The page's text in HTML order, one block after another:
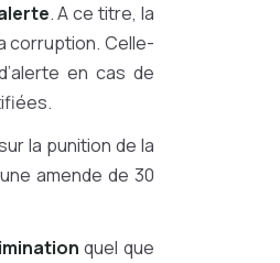
. A ce titre, la
corruption. Celle-
en cas de
la punition de la
amende de 30
quel que